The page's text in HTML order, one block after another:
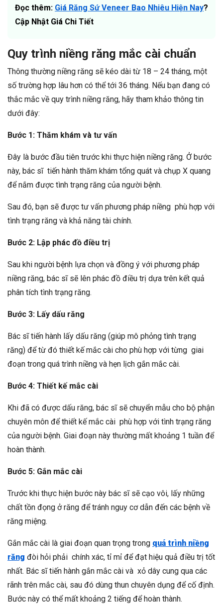
Đọc thêm: Giá Răng Sứ Veneer Bao Nhiêu Hiện Nay?
Cập Nhật Giá Chi Tiết
Quy trình niềng răng mắc cài chuẩn
Thông thường niềng răng sẽ kéo dài từ 18 – 24 tháng, một
số trường hợp lâu hơn có thể tới 36 tháng. Nếu bạn đang có
thắc mắc về quy trình niềng răng, hãy tham khảo thông tin
dưới đây:
Bước 1: Thăm khám và tư vấn
Đây là bước đầu tiên trước khi thực hiện niềng răng. Ở bước
này, bác sĩ tiến hành thăm khám tổng quát và chụp X quang
để nắm được tình trạng răng của người bệnh.
Sau đó, bạn sẽ được tư vấn phương pháp niềng phù hợp với
tình trạng răng và khả năng tài chính.
Bước 2: Lập phác đồ điều trị
Sau khi người bệnh lựa chọn và đồng ý với phương pháp
niềng răng, bác sĩ sẽ lên phác đồ điều trị dựa trên kết quả
phân tích tình trạng răng.
Bước 3: Lấy dấu răng
Bác sĩ tiến hành lấy dấu răng (giúp mô phỏng tình trạng
răng) để từ đó thiết kế mắc cài cho phù hợp với từng giai
đoạn trong quá trình niềng và hẹn lịch gắn mắc cài.
Bước 4: Thiết kế mắc cài
Khi đã có được dấu răng, bác sĩ sẽ chuyển mẫu cho bộ phận
chuyên môn để thiết kế mắc cài phù hợp với tình trạng răng
của người bệnh. Giai đoạn này thường mất khoảng 1 tuần để
hoàn thành.
Bước 5: Gắn mắc cài
Trước khi thực hiện bước này bác sĩ sẽ cạo vôi, lấy những
chất tồn đọng ở răng để tránh nguy cơ dẫn đến các bệnh về
răng miệng.
Gắn mắc cài là giai đoạn quan trọng trong quá trình niềng
răng đòi hỏi phải chính xác, tỉ mỉ để đạt hiệu quả điều trị tốt
nhất. Bác sĩ tiến hành gắn mắc cài và xỏ dây cung qua các
rãnh trên mắc cài, sau đó dùng thun chuyên dụng để cố định.
Bước này có thể mất khoảng 2 tiếng để hoàn thành.